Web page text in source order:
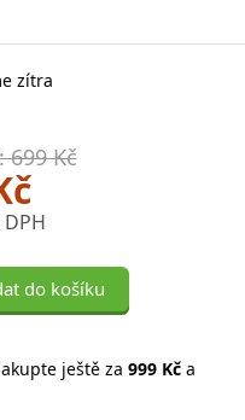
zítra
699 Kč
do košíku
ještě za 999 Kč a